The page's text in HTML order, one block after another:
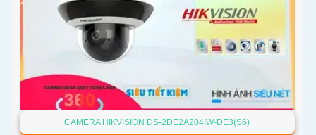
CAMERA HIKVISION DS-2DE2A204IW-DE3(S6)